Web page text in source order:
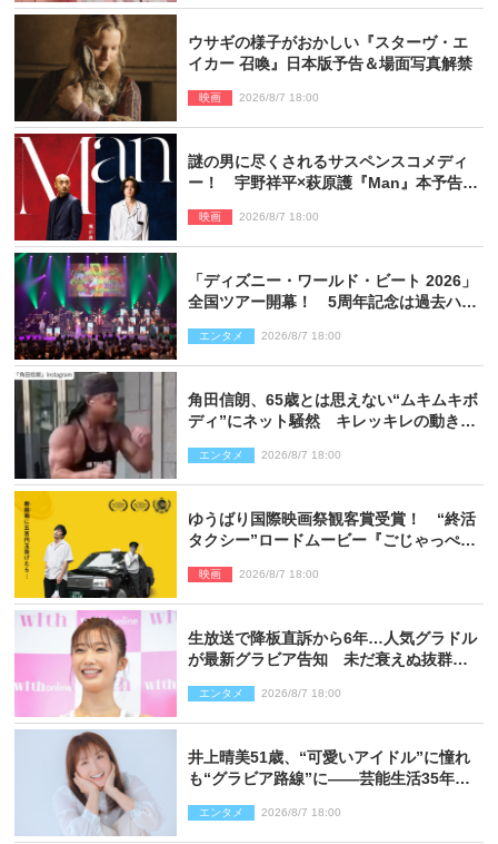
ウサギの様子がおかしい『スターヴ・エ
イカー 召喚』日本版予告＆場面写真解禁
映画 2026/8/7 18:00
謎の男に尽くされるサスペンスコメディ
ー！ 宇野祥平×萩原護『Man』本予告＆
映画 2026/8/7 18:00
「ディズニー・ワールド・ビート 2026」
全国ツアー開幕！ 5周年記念は過去ハイ
ポート】
エンタメ 2026/8/7 18:00
角田信朗、65歳とは思えない“ムキムキボ
ディ”にネット騒然 キレッキレの動きを
エンタメ 2026/8/7 18:00
ゆうばり国際映画祭観客賞受賞！ “終活
タクシー”ロードムービー『ごじゃっぺタ
映画 2026/8/7 18:00
生放送で降板直訴から6年…人気グラドル
が最新グラビア告知 未だ衰えぬ抜群ス
エンタメ 2026/8/7 18:00
井上晴美51歳、“可愛いアイドル”に憧れ
も“グラビア路線”に――芸能生活35年を
エンタメ 2026/8/7 18:00